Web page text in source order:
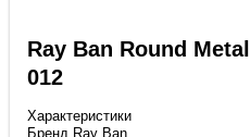
Ray Ban Round
012
Характеристики
Бренд Ray Ban